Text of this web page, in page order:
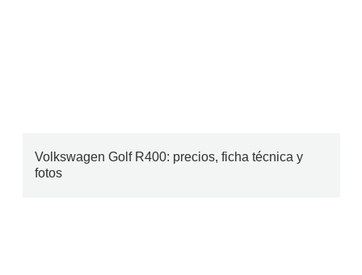
Volkswagen Golf R400: precios, ficha técnica y
fotos